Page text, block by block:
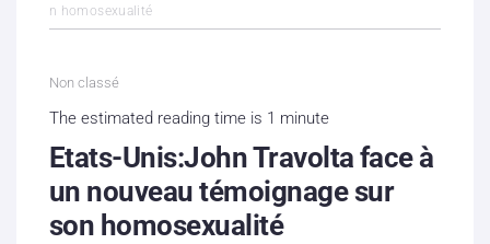
Contenus litigieux
Boutique
Contacts
n homosexualité
Non classé
The estimated reading time is 1 minute
Etats-Unis:John Travolta face à
un nouveau témoignage sur
son homosexualité